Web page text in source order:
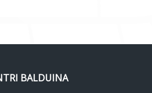
BALDUINA